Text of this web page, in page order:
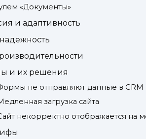
«Документы»
и адаптивность
и их решения
не отправляют данные в CRM
загрузка сайта
некорректно отображается на